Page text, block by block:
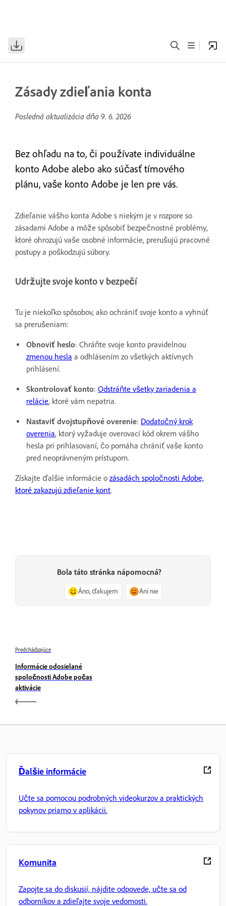
Zásady zdieľania konta
Posledná aktualizácia dňa 9. 6. 2026
Bez ohľadu na to, či používate individuálne
konto Adobe alebo ako súčasť tímového
plánu, vaše konto Adobe je len pre vás.
Zdieľanie vášho konta Adobe s niekým je v rozpore so
zásadami Adobe a môže spôsobiť bezpečnostné problémy,
ktoré ohrozujú vaše osobné informácie, prerušujú pracovné
postupy a poškodzujú súbory.
Udržujte svoje konto v bezpečí
Tu je niekoľko spôsobov, ako ochrániť svoje konto a vyhnúť
sa prerušeniam:
Obnoviť heslo: Chráňte svoje konto pravidelnou
zmenou hesla a odhlásením zo všetkých aktívnych
prihlásení.
Skontrolovať konto: Odstráňte všetky zariadenia a
relácie, ktoré vám nepatria.
Nastaviť dvojstupňové overenie: Dodatočný krok
overenia, ktorý vyžaduje overovací kód okrem vášho
hesla pri prihlasovaní, čo pomáha chrániť vaše konto
pred neoprávneným prístupom.
Získajte ďalšie informácie o zásadách spoločnosti Adobe,
ktoré zakazujú zdieľanie kont.
Bola táto stránka nápomocná?
Áno, ďakujem Ani nie
Predchádzajúce
Informácie odosielané
spoločnosti Adobe počas
aktivácie
Ďalšie informácie
Učte sa pomocou podrobných videokurzov a praktických
pokynov priamo v aplikácii.
Komunita
Zapojte sa do diskusií, nájdite odpovede, učte sa od
odborníkov a zdieľajte svoje vedomosti.